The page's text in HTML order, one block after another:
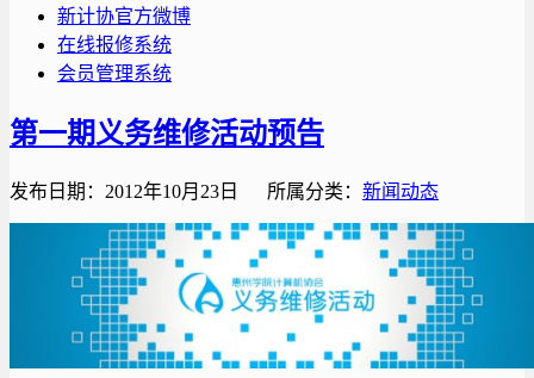
新计协官方微博
在线报修系统
会员管理系统
第一期义务维修活动预告
发布日期：2012年10月23日 所属分类： 新闻动态